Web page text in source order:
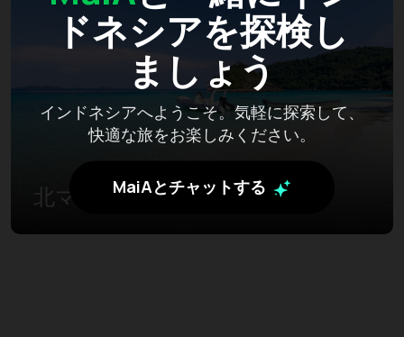
ドネシアを探検し
ましょう
インドネシアへようこそ。気軽に探索して、
快適な旅をお楽しみください。
MaiAとチャットする
北マルク